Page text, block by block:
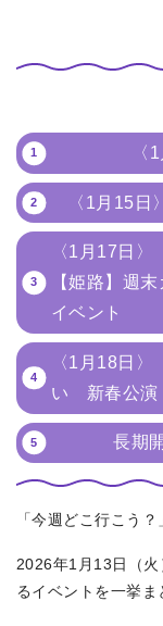
〈
〈1月15
〈1月17日〉
【姫路】週
イベント
〈1月18日
い 新春公演
長期
「今週どこ行こう
2026年1月13日（
るイベントを一挙ま